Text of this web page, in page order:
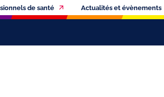
de santé Actualités et évènements